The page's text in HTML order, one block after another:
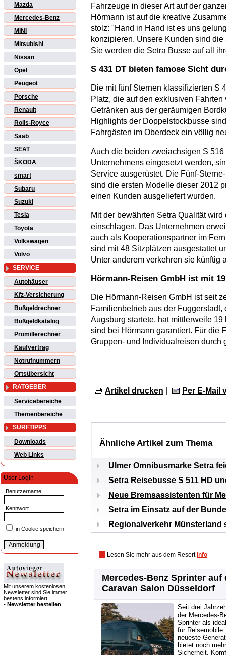
Mazda
Mercedes-Benz
MINI
Mitsubishi
Nissan
Opel
Peugeot
Porsche
Renault
Rolls-Royce
Saab
SEAT
ŠKODA
smart
Subaru
Suzuki
Tesla
Toyota
Volkswagen
Volvo
SERVICE
Autohäuser
Kfz-Versicherung
Bußgeldrechner
Bußgeldkatalog
Promillerechner
Kaufvertrag
Notrufnummern
Ortsübersicht
RATGEBER
Servicebereiche
Themenbereiche
SURFTIPPS
Downloads
Web Links
User Login
Benutzername
Kennwort
in Cookie speichern
Mit unserem kostenlosen
Newsletter sind Sie immer
bestens informiert.
• Newsletter bestellen
Fahrzeuge in dieser Art auf der
Hörmann ist auf die kreative
stolz: "Hand in Hand ist es uns
konzipieren. Unsere Kunden sind
Sie werden die Setra Busse auf all
S 431 DT bieten famose Sicht
Die mit fünf Sternen klassifizierten S
Platz, die auf den exklusiven
Getränken aus der geräumigen
Highlights der Doppelstockbusse
Fahrgästen im Oberdeck ein völlig
Auch die beiden zweiachsigen S
Unternehmens eingesetzt werden,
Service ausgerüstet. Die Fünf-
sind die ersten Modelle dieser 2012
einen Kunden ausgeliefert wurden.
Mit der bewährten Setra Qualität
einschlagen. Das Unternehmen
auch als Kooperationspartner im
sind mit 48 Sitzplätzen ausgestattet
Unter anderem verkehren sie künftig
Hörmann-Reisen GmbH ist mit
Die Hörmann-Reisen GmbH ist seit
Familienbetrieb aus der
Augsburg startete, hat mittlerweile
sind bei Hörmann garantiert. Für die
Gruppen- und Individualreisen durch
Artikel drucken Per E-Mail
Ähnliche Artikel zum Thema
Ulmer Omnibusmarke Setra
Setra Reisebusse S 511 HD
Neue Bremsassistenten für
Setra im Einsatz auf der
Regionalverkehr Münsterland
Lesen Sie mehr aus dem Resort Info
Mercedes-Benz Sprinter auf
Caravan Salon Düsseldorf
Seit drei
der Mercedes-
Sprinter als
für
neueste
bietet noch mehr
Sicherheit,